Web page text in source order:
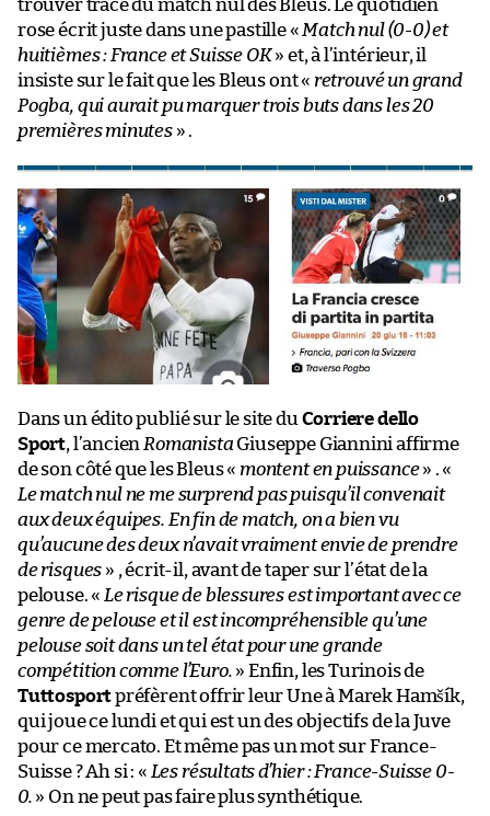
trouver trace du match nul des Bleus. Le quotidien
rose écrit juste dans une pastille «Match nul (0-0) et
huitièmes : France et Suisse OK» et, à l’intérieur, il
insiste sur le fait que les Bleus ont « retrouvé un grand
Pogba, qui aurait pu marquer trois buts dans les 20
premières minutes» .
Dans un édito publié sur le site duCorriere dello
Sport, l’ancienRomanista Giuseppe Giannini affirme
de son côté que les Bleus « montent en puissance» . «
Le match nul ne me surprend pas puisqu’il convenait
aux deux équipes. En fin de match, on a bien vu
qu’aucune des deux n’avait vraiment envie de prendre
de risques » , écrit-il, avant de taper sur l’état de la
pelouse. «Le risque de blessures est important avec ce
genre de pelouse et il est incompréhensible qu’une
pelouse soit dans un tel état pour une grande
compétition comme l’Euro. » Enfin, les Turinois de
Tuttosportpréfèrent offrir leur Une à Marek Hamšík,
qui joue ce lundi et qui est un des objectifs de la Juve
pour ce mercato. Et même pas un mot sur France-
Suisse ? Ah si : « Les résultats d’hier : France-Suisse 0-
0. » On ne peut pas faire plus synthétique.